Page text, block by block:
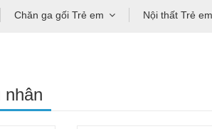
Chăn ga gối Trẻ em Nội thất Trẻ em
nhân